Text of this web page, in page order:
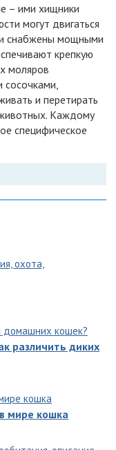
– ими хищники
могут двигаться
снабжены мощными
крепкую
моляров
сосочками,
и перетирать
Каждому
специфическое
различить диких
мире кошка